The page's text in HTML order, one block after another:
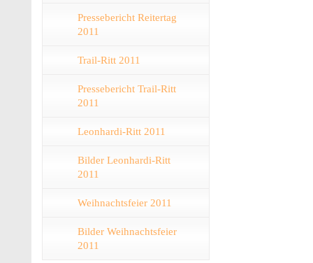
Pressebericht Reitertag
2011
Trail-Ritt 2011
Pressebericht Trail-Ritt
2011
Leonhardi-Ritt 2011
Bilder Leonhardi-Ritt
2011
Weihnachtsfeier 2011
Bilder Weihnachtsfeier
2011